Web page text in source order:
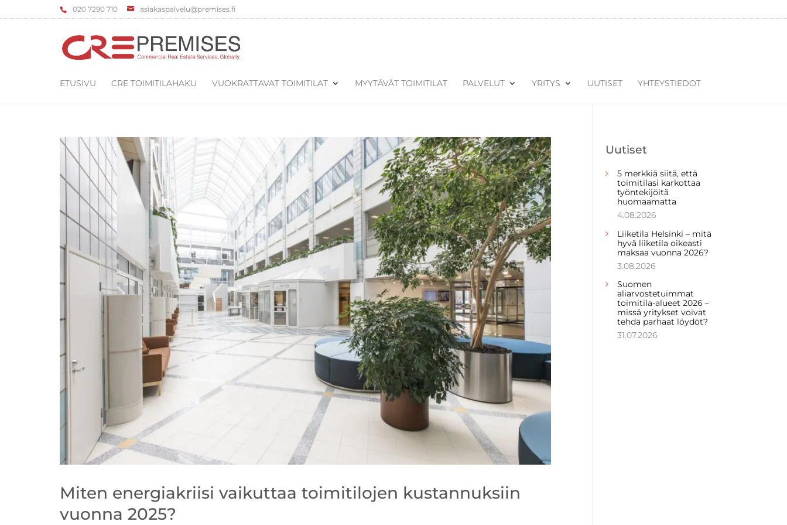
‌020 7290 710 asiakaspalvelu@premises.fi
ETUSIVU CRE TOIMITILAHAKU VUOKRATTAVAT TOIMITILAT MYYTÄVÄT TOIMITILAT PALVELUT YRITYS UUTISET YHTEYSTIEDOT
Miten energiakriisi vaikuttaa toimitilojen kustannuksiin
vuonna 2025?
Uutiset
5 merkkiä siitä, että
toimitilasi karkottaa
työntekijöitä
huomaamatta
4.08.2026
Liiketila Helsinki – mitä
hyvä liiketila oikeasti
maksaa vuonna 2026?
3.08.2026
Suomen
aliarvostetuimmat
toimitila-alueet 2026 –
missä yritykset voivat
tehdä parhaat löydöt?
31.07.2026